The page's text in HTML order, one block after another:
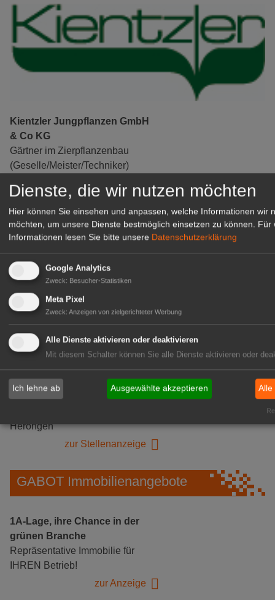
Kientzler Jungpflanzen GmbH
& Co KG
Gärtner im Zierpflanzenbau
(Geselle/Meister/Techniker)
Gensingen
zur Stellenanzeige
Gärtnerei Hanns
Mitarbeiter (m/w/d) für unsere
Herongen
zur Stellenanzeige
GABOT Immobilienangebote
1A-Lage, ihre Chance in der
grünen Branche
Repräsentative Immobilie für
IHREN Betrieb!
zur Anzeige
Dienste, die wir nutzen möchten
Hier können Sie einsehen und anpassen, welche Informationen wir
möchten, um unsere Dienste bestmöglich einsetzen zu können. Für
Informationen lesen Sie bitte unsere Datenschutzerklärung
Google Analytics
Zweck: Besucher-Statistiken
Meta Pixel
Zweck: Anzeigen von zielgerichteter Werbung
Alle Dienste aktivieren oder deaktivieren
Mit diesem Schalter können Sie alle Dienste aktivieren oder
Ich lehne ab Ausgewählte akzeptieren Alle